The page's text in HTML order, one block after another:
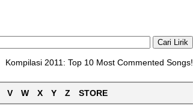
Kompilasi 2011: Top 10 Most Commented Songs!
V W X Y Z STORE